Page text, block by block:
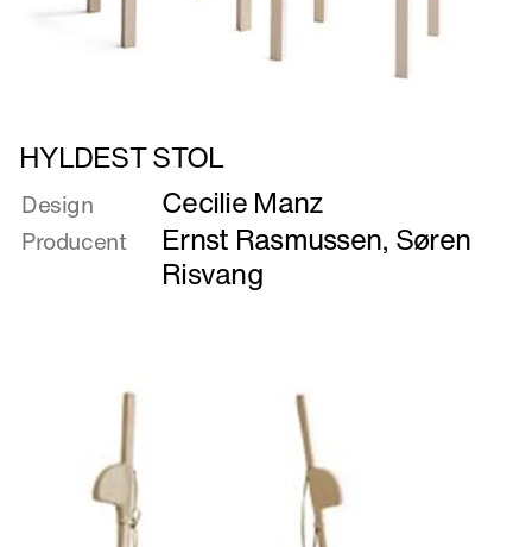
Læs
mere
om
HYLDEST
STOL
HYLDEST STOL
Design Cecilie Manz
Producent Ernst Rasmussen, Søren
Risvang